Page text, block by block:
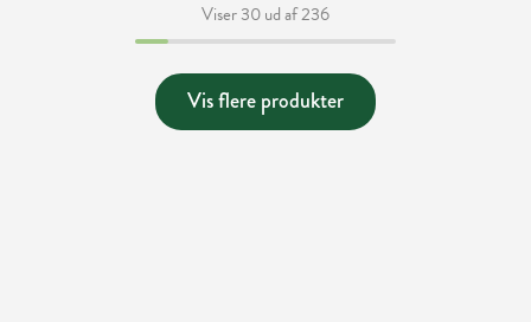
Viser 30 ud af 236
Vis flere produkter